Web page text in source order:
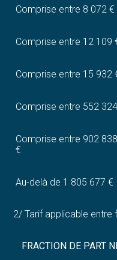
Comprise entre 8 072
Comprise entre 12 109
Comprise entre 15 932
Comprise entre 552
Comprise entre 902
€
Au-delà de 1 805 677 €
2/ Tarif applicable
FRACTION DE PART